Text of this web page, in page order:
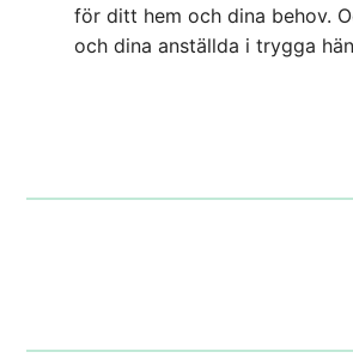
för ditt hem och dina behov.
och dina anställda i trygga